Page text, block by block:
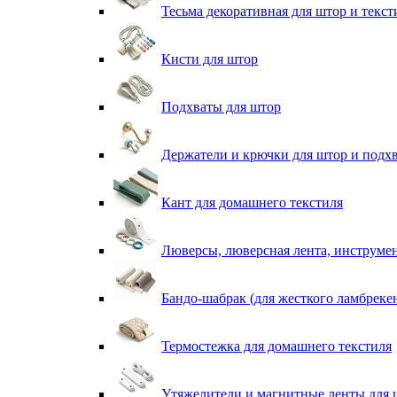
Тесьма декоративная для штор и
Кисти для штор
Подхваты для штор
Держатели и крючки для штор и
Кант для домашнего текстиля
Люверсы, люверсная лента,
Бандо-шабрак (для жесткого
Термостежка для домашнего текстиля
Утяжелители и магнитные ленты для